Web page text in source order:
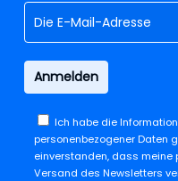
Ich habe die
personenbezogener Daten
einverstanden, dass meine
Versand des Newsletters